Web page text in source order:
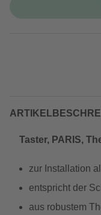
Taster, PARIS,
zur Installation
entspricht der
aus robustem